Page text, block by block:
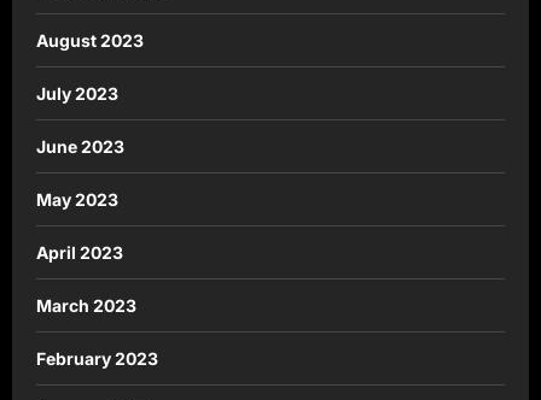
August 2023
July 2023
June 2023
May 2023
April 2023
March 2023
February 2023